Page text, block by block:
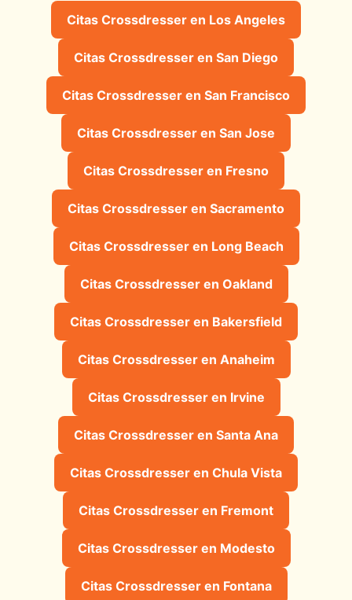
Citas Crossdresser en Los Angeles
Citas Crossdresser en San Diego
Citas Crossdresser en San Francisco
Citas Crossdresser en San Jose
Citas Crossdresser en Fresno
Citas Crossdresser en Sacramento
Citas Crossdresser en Long Beach
Citas Crossdresser en Oakland
Citas Crossdresser en Bakersfield
Citas Crossdresser en Anaheim
Citas Crossdresser en Irvine
Citas Crossdresser en Santa Ana
Citas Crossdresser en Chula Vista
Citas Crossdresser en Fremont
Citas Crossdresser en Modesto
Citas Crossdresser en Fontana